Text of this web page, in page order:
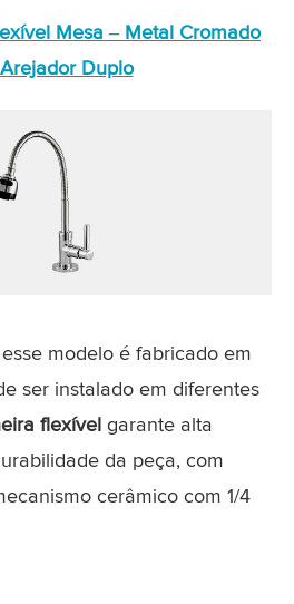
Mesa – Metal Cromado
Duplo
modelo é fabricado em
ser instalado em diferentes
flexível garante alta
da peça, com
cerâmico com 1/4